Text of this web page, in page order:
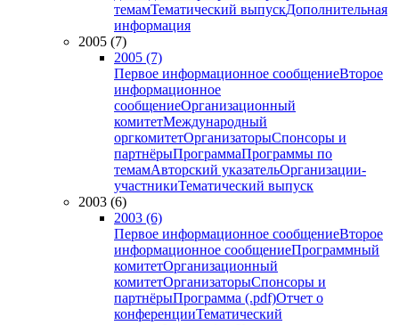
темамТематический выпускДополнительная
информация
2005 (7)
2005 (7)
Первое информационное сообщениеВторое
информационное
сообщениеОрганизационный
комитетМеждународный
оргкомитетОрганизаторыСпонсоры и
партнёрыПрограммаПрограммы по
темамАвторский указательОрганизации-
участникиТематический выпуск
2003 (6)
2003 (6)
Первое информационное сообщениеВторое
информационное сообщениеПрограммный
комитетОрганизационный
комитетОрганизаторыСпонсоры и
партнёрыПрограмма (.pdf)Отчет о
конференцииТематический